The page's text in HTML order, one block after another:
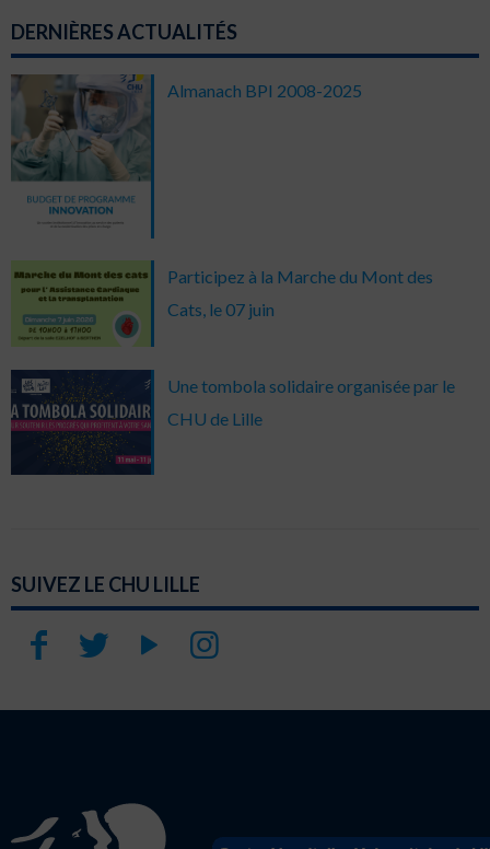
DERNIÈRES ACTUALITÉS
Almanach BPI 2008-2025
Participez à la Marche du Mont des
Cats, le 07 juin
Une tombola solidaire organisée par le
CHU de Lille
SUIVEZ LE CHU LILLE